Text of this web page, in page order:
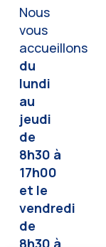
Nous
vous
accueillons
du
lundi
au
jeudi
de
8h30 à
17h00
et le
vendredi
de
8h30 à